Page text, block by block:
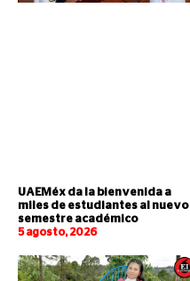
UAEMéx da la bienvenida a
miles de estudiantes al nuevo
semestre académico
5 agosto, 2026